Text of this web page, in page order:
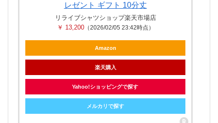
レゼント ギフト 10分丈
リライブシャツショップ楽天市場店
￥ 13,200（2026/02/05 23:42時点）
Amazon
楽天購入
Yahoo!ショッピングで探す
メルカリで探す